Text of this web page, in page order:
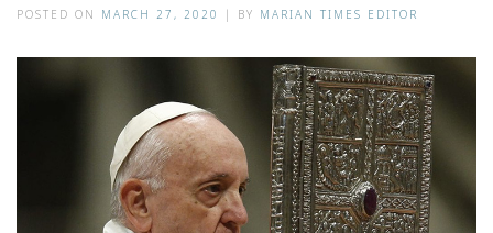
POSTED ON MARCH 27, 2020 BY MARIAN TIMES EDITOR